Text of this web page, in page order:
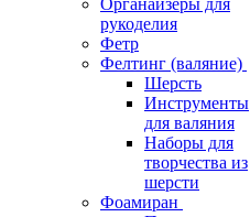
Органайзеры для
рукоделия
Фетр
Фелтинг (валяние)
Шерсть
Инструменты
для валяния
Наборы для
творчества из
шерсти
Фоамиран